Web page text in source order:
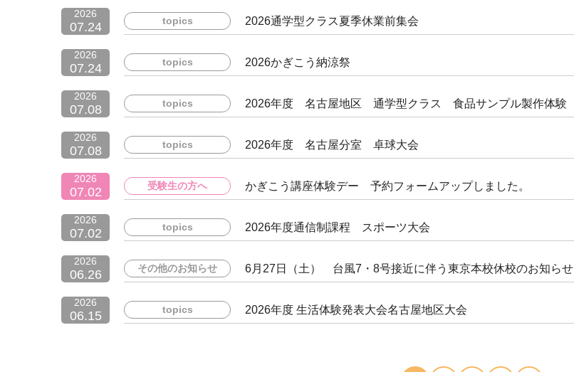
2026
07.24 topics 2026通学型クラス夏季休業前集会
2026
07.24 topics 2026かぎこう納涼祭
2026
07.08 topics 2026年度 名古屋地区 通学型クラス 食品サンプル製作体験
2026
07.08 topics 2026年度 名古屋分室 卓球大会
2026
07.02 受験生の方へ かぎこう講座体験デー 予約フォームアップしました。
2026
07.02 topics 2026年度通信制課程 スポーツ大会
2026
06.26 その他のお知らせ 6月27日（土） 台風7・8号接近に伴う東京本校休校のお知らせ
2026
06.15 topics 2026年度 生活体験発表大会名古屋地区大会